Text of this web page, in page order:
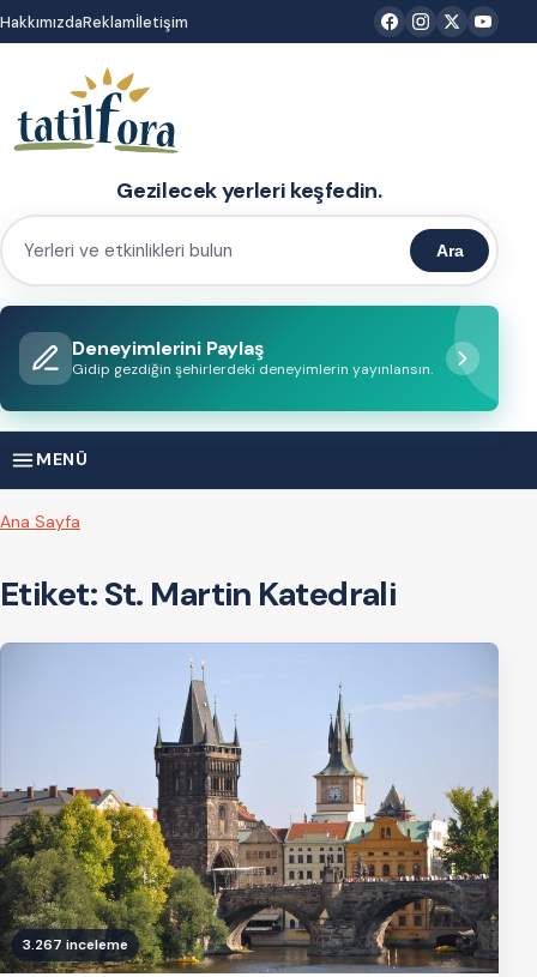
İçeriğe
atla
HakkımızdaReklamİletişim
Gezilecek yerleri keşfedin.
Yerleri
etkinlikleri
bulun
Ara
Deneyimlerini Paylaş
Gidip gezdiğin şehirlerdeki deneyimlerin yayınlansın.
MENÜ
Ana Sayfa
Etiket:St. Martin Katedrali
3.267 inceleme